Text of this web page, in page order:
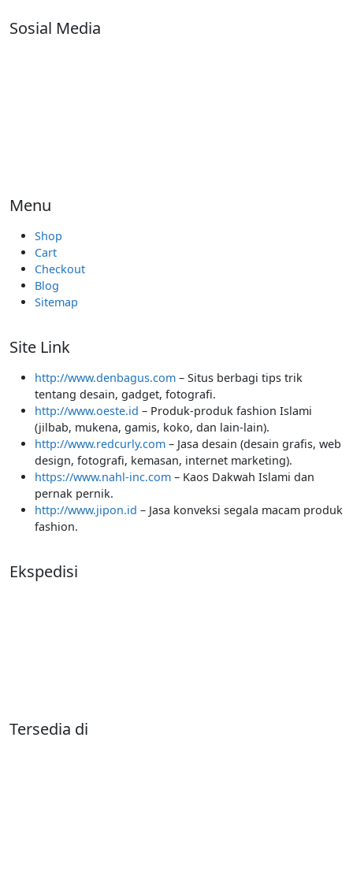
Sosial Media
Menu
Shop
Cart
Checkout
Blog
Sitemap
Site Link
http://www.denbagus.com – Situs berbagi tips trik
tentang desain, gadget, fotografi.
http://www.oeste.id – Produk-produk fashion Islami
(jilbab, mukena, gamis, koko, dan lain-lain).
http://www.redcurly.com – Jasa desain (desain grafis, web
design, fotografi, kemasan, internet marketing).
https://www.nahl-inc.com – Kaos Dakwah Islami dan
pernak pernik.
http://www.jipon.id – Jasa konveksi segala macam produk
fashion.
Ekspedisi
Tersedia di